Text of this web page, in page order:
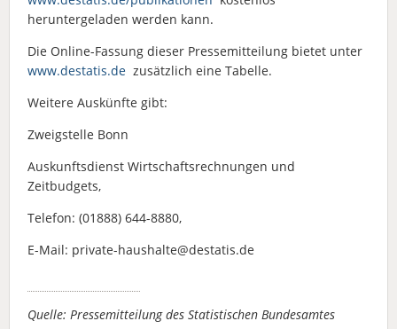
heruntergeladen werden kann.
Die Online-Fassung dieser Pressemitteilung bietet unter
www.destatis.de zusätzlich eine Tabelle.
Weitere Auskünfte gibt:
Zweigstelle Bonn
Auskunftsdienst Wirtschaftsrechnungen und
Zeitbudgets,
Telefon: (01888) 644-8880,
E-Mail: private-haushalte@destatis.de
Quelle: Pressemitteilung des Statistischen Bundesamtes